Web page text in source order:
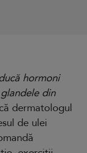
hormoni
din
dermatologul
de ulei